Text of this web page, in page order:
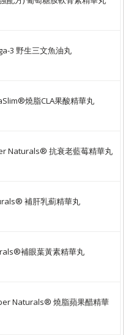
3 野生三文魚油丸
燒脂CLA果酸精華丸
Naturals® 抗衰老藍莓精華丸
補肝乳薊精華丸
補眼葉黃素精華丸
Naturals® 燒脂蘋果醋精華